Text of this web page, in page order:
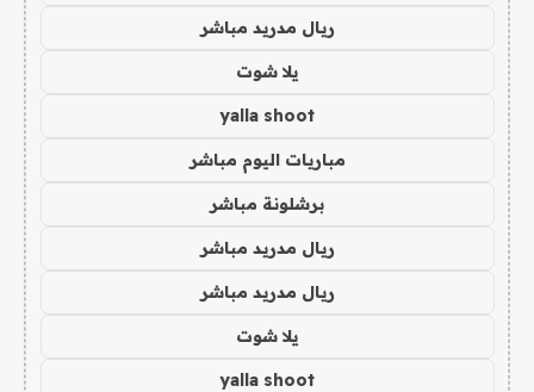
ريال مدريد مباشر
يلا شوت
yalla shoot
مباريات اليوم مباشر
برشلونة مباشر
ريال مدريد مباشر
ريال مدريد مباشر
يلا شوت
yalla shoot